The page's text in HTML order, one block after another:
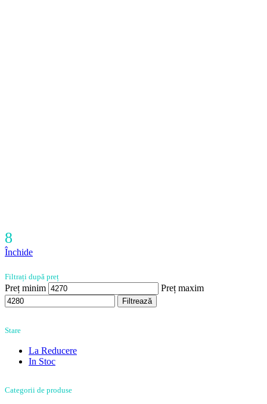
8
Închide
Filtrați după preț
Preț minim Preț maxim
Filtrează
Stare
La Reducere
In Stoc
Categorii de produse